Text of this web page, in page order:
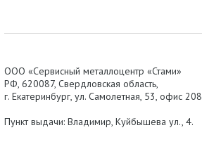
ООО «Сервисный металлоцентр «Стами»
РФ, 620087, Свердловская область,
г. Екатеринбург, ул. Самолетная, 53, офис 208
Пункт выдачи: Владимир, Куйбышева ул., 4.